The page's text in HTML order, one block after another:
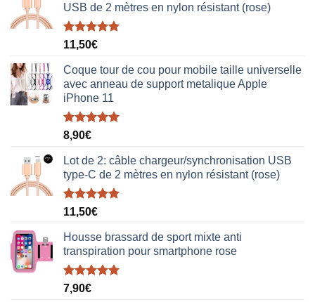
USB de 2 mètres en nylon résistant (rose)
Note5.00
11,50€
Coque tour de cou pour mobile taille universelle
avec anneau de support metalique Apple
iPhone 11
Note5.00
8,90€
Lot de 2: câble chargeur/synchronisation USB
type-C de 2 mètres en nylon résistant (rose)
Note5.00
11,50€
Housse brassard de sport mixte anti
transpiration pour smartphone rose
Note5.00
7,90€